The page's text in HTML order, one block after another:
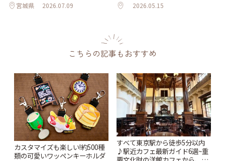
宮城県 2026.07.09 2026.05.15
こちらの記事もおすすめ
カスタマイズも楽しい!約500種
類の可愛いワッペンキーホルダ
すべて東京駅から徒歩5分以内
♪駅近カフェ最新ガイド6選~重